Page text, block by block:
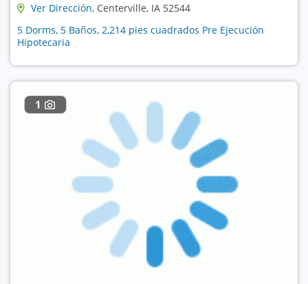
Ver Dirección, Centerville, IA 52544
5 Dorms, 5 Baños, 2,214 pies cuadrados Pre Ejecución
Hipotecaria
1